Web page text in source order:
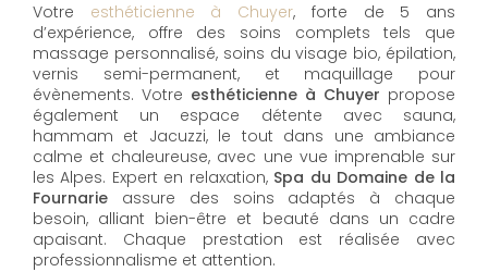
Votre esthéticienne à Chuyer, forte de 5 ans
d’expérience, offre des soins complets tels que
massage personnalisé, soins du visage bio, épilation,
vernis semi-permanent, et maquillage pour
évènements. Votre esthéticienne à Chuyer propose
également un espace détente avec sauna,
hammam et Jacuzzi, le tout dans une ambiance
calme et chaleureuse, avec une vue imprenable sur
les Alpes. Expert en relaxation, Spa du Domaine de la
Fournarie assure des soins adaptés à chaque
besoin, alliant bien-être et beauté dans un cadre
apaisant. Chaque prestation est réalisée avec
professionnalisme et attention.